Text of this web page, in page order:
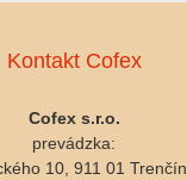
Kontakt Cofex
Cofex s.r.o.
prevádzka:
10, 911 01 Trenčín